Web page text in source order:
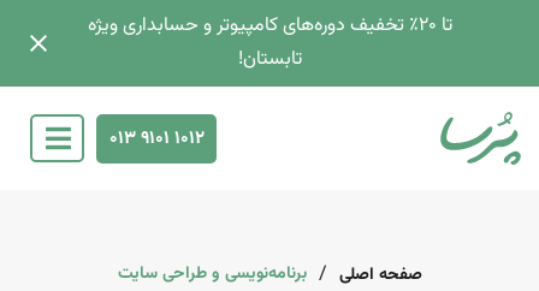
تا 2۰٪ تخفیف دوره‌های کامپیوتر و حسابداری ویژه
تابستان!
013 9101 1012
صفحه اصلی / برنامه‌نویسی و طراحی سایت